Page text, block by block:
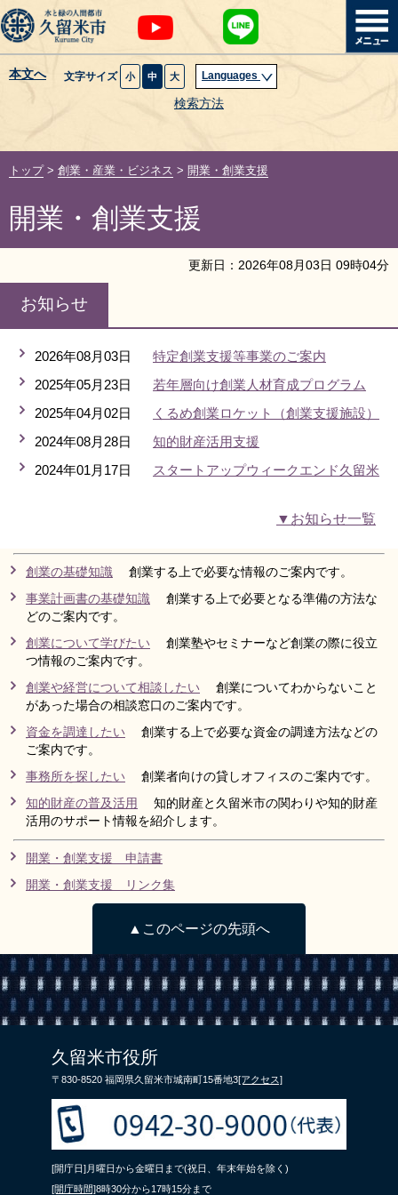
本文へ 文字サイズ 小 中 大 Languages
検索方法
暮らし・届出
健康・医療・福祉
観光魅力・イベント
創業・産業・ビジネス
計画・政策
サイトマップ 組織から探す
リンク集 利用ガイド
閉じる
トップ> 創業・産業・ビジネス > 開業・創業支援
開業・創業支援
更新日： 2026年08月03日 09時04分
お知らせ
2026年08月03日
特定創業支援等事業のご案内
2025年05月23日
若年層向け創業人材育成プログラム
2025年04月02日
くるめ創業ロケット（創業支援施設）
2024年08月28日
知的財産活用支援
2024年01月17日
スタートアップウィークエンド久留米
▼お知らせ一覧
創業の基礎知識
創業する上で必要な情報のご案内です。
事業計画書の基礎知識
創業する上で必要となる準備の方法な
どのご案内です。
創業について学びたい
創業塾やセミナーなど創業の際に役立
つ情報のご案内です。
創業や経営について相談したい
創業についてわからないこと
があった場合の相談窓口のご案内です。
資金を調達したい
創業する上で必要な資金の調達方法などの
ご案内です。
事務所を探したい
創業者向けの貸しオフィスのご案内です。
知的財産の普及活用
知的財産と久留米市の関わりや知的財産
活用のサポート情報を紹介します。
開業・創業支援 申請書
開業・創業­支援­ リンク集
▲このページの先頭へ
久留米市役所
〒830-8520 福岡県久留米市城南町15番地3[アクセス]
[開庁日]月曜日から金曜日まで(祝日、年末年始を除く)
[開庁時間]8時30分から17時15分まで